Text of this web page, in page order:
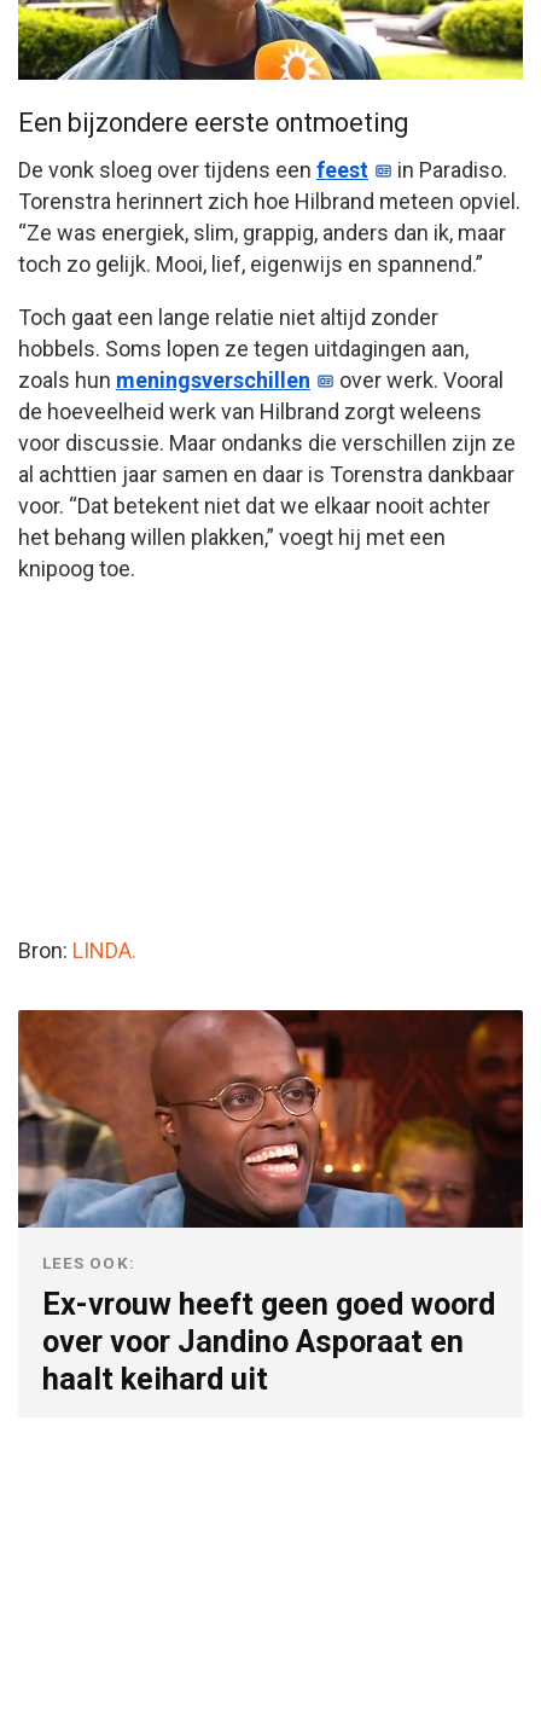
Een bijzondere eerste ontmoeting
De vonk sloeg over tijdens een feest
in Paradiso.
Torenstra herinnert zich hoe Hilbrand meteen opviel.
“Ze was energiek, slim, grappig, anders dan ik, maar
toch zo gelijk. Mooi, lief, eigenwijs en spannend.”
Toch gaat een lange relatie niet altijd zonder
hobbels. Soms lopen ze tegen uitdagingen aan,
zoals hun meningsverschillen
over werk. Vooral
de hoeveelheid werk van Hilbrand zorgt weleens
voor discussie. Maar ondanks die verschillen zijn ze
al achttien jaar samen en daar is Torenstra dankbaar
voor. “Dat betekent niet dat we elkaar nooit achter
het behang willen plakken,” voegt hij met een
knipoog toe.
Bron: LINDA.
LEES OOK:
Ex-vrouw heeft geen goed woord
over voor Jandino Asporaat en
haalt keihard uit